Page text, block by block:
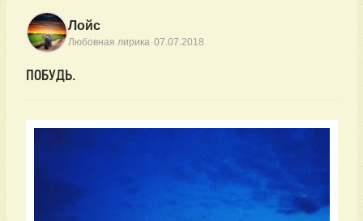
Лойс
Любовная лирика·07.07.2018
ПОБУДЬ.